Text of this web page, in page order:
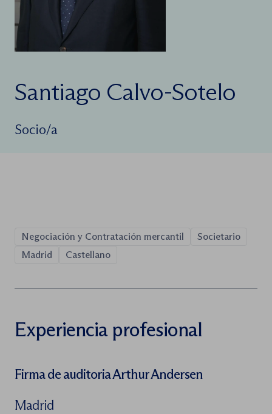
Santiago Calvo-Sotelo
Socio/a
Negociación y Contratación mercantil
Societario
Madrid
Castellano
Experiencia profesional
Firma de auditoria Arthur Andersen
Madrid